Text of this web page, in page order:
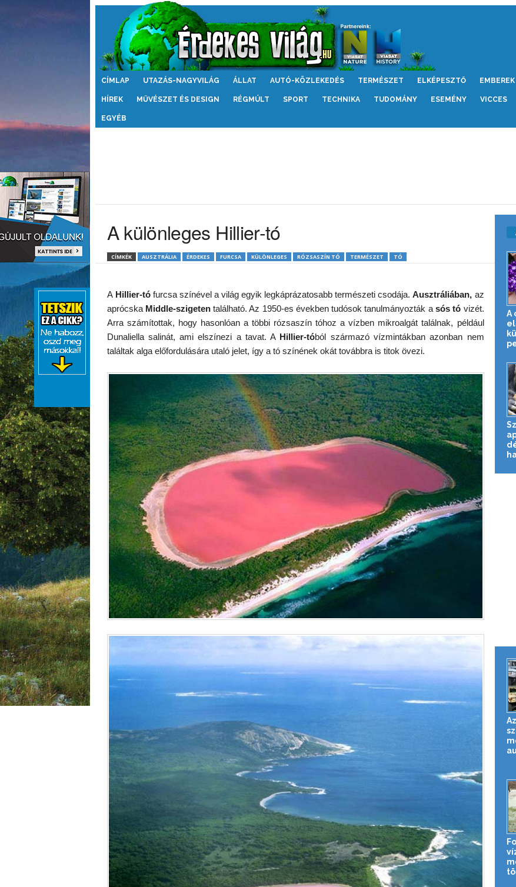
Érdekes
CÍMLAP UTAZÁS-NAGYVILÁG ÁLLAT AUTÓ-KÖZLEKEDÉS TERMÉSZET ELKÉPESZTŐ EMBEREK
HÍREK MŰVÉSZET ÉS DESIGN RÉGMÚLT SPORT TECHNIKA TUDOMÁNY ESEMÉNY VICCES
EGYÉB
A különleges Hillier-tó
CÍMKÉK AUSZTRÁLIA ÉRDEKES FURCSA KÜLÖNLEGES RÓZSASZÍN TÓ TERMÉSZET TÓ
AHillier-tófurcsa színével a világ egyik legkáprázatosabb természeti csodája.Ausztráliában, az
aprócska Middle-szigetentalálható. Az 1950-es években tudósok tanulmányozták a sós tó vizét.
Arra számítottak, hogy hasonlóan a többi rózsaszín tóhoz a vízben mikroalgát találnak, például
Dunaliella salinát, ami elszínezi a tavat. A Hillier-tóból származó vízmintákban azonban nem
találtak alga előfordulására utaló jelet, így a tó színének okát továbbra is titok övezi.
A